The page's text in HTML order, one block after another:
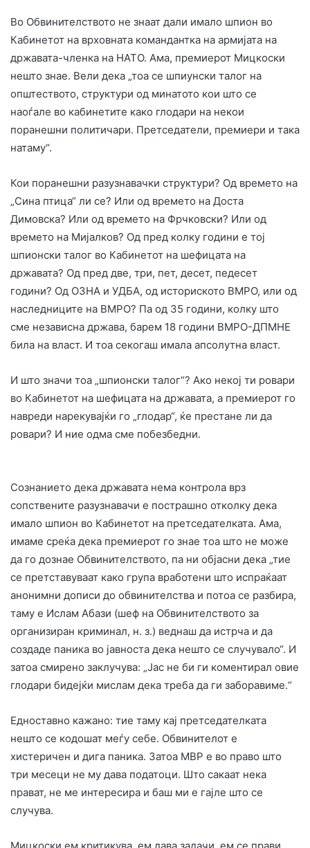
Во Обвинителството не знаат дали имало шпион во
Кабинетот на врховната командантка на армијата на
државата-членка на НАТО. Ама, премиерот Мицкоски
нешто знае. Вели дека „тоа се шпиунски талог на
општеството, структури од минатото кои што се
наоѓале во кабинетите како глодари на некои
поранешни политичари. Претседатели, премиери и така
натаму“.
Кои поранешни разузнавачки структури? Од времето на
„Сина птица“ ли се? Или од времето на Доста
Димовска? Или од времето на Фрчковски? Или од
времето на Мијалков? Од пред колку години е тој
шпионски талог во Кабинетот на шефицата на
државата? Од пред две, три, пет, десет, педесет
години? Од ОЗНА и УДБА, од историското ВМРО, или од
наследниците на ВМРО? Па од 35 години, колку што
сме независна држава, барем 18 години ВМРО-ДПМНЕ
била на власт. И тоа секогаш имала апсолутна власт.
И што значи тоа „шпионски талог“? Ако некој ти ровари
во Кабинетот на шефицата на државата, а премиерот го
навреди нарекувајќи го „глодар“, ќе престане ли да
ровари? И ние одма сме побезбедни.
Сознанието дека државата нема контрола врз
сопствените разузнавачи е пострашно отколку дека
имало шпион во Кабинетот на претседателката. Ама,
имаме среќа дека премиерот го знае тоа што не може
да го дознае Обвинителството, па ни објасни дека „тие
се претставуваат како група вработени што испраќаат
анонимни дописи до обвинителства и потоа се разбира,
таму е Ислам Абази (шеф на Обвинителството за
организиран криминал, н. з.) веднаш да истрча и да
создаде паника во јавноста дека нешто се случувало“. И
затоа смирено заклучува: „Јас не би ги коментирал овие
глодари бидејќи мислам дека треба да ги заборавиме.“
Едноставно кажано: тие таму кај претседателката
нешто се кодошат меѓу себе. Обвинителот е
хистеричен и дига паника. Затоа МВР е во право што
три месеци не му дава податоци. Што сакаат нека
прават, не ме интересира и баш ми е гајле што се
случува.